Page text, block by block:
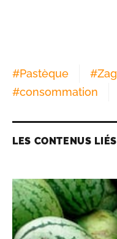
#Pastèque #
#consommation
LES CONTENUS LIÉS